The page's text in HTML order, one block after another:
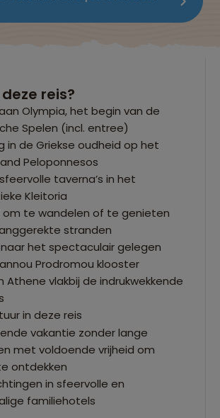
reis?
Olympia, het begin van de
Spelen (incl. entree)
in de Griekse oudheid op het
Peloponnesos
taverna’s in het
Kleitoria
om te wandelen of te genieten
stranden
het spectaculair gelegen
Prodromou klooster
Athene vlakbij de indrukwekkende
in deze reis
vakantie zonder lange
met voldoende vrijheid om
ontdekken
in sfeervolle en
familiehotels